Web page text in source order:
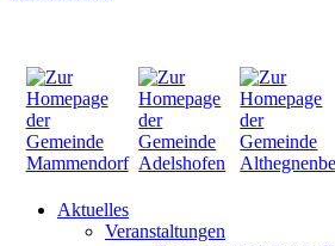
Aktuelles
Veranstaltungen